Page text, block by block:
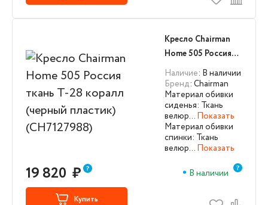
Кресло Chairman
Home 505 Россия
ткань Т-28 коралл
(черный пластик)
(CH7127988)
Наличие: В наличии
Бренд: Chairman
Материал обивки
сиденья: Ткань
велюр… Показать
Материал обивки
спинки: Ткань
велюр… Показать
19 820 ₽ В наличии
Купить